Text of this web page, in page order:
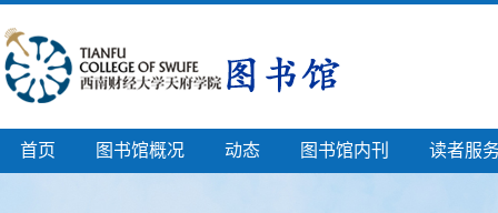
首页 图书馆概况 动态 图书馆内刊 读者服